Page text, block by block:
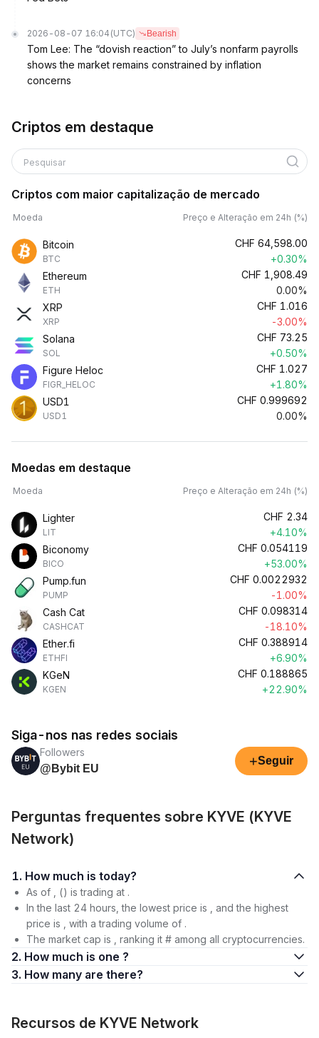
2026-08-07 16:04 (UTC) Bearish
Tom Lee: The “dovish reaction” to July’s nonfarm payrolls
shows the market remains constrained by inflation
concerns
Criptos em destaque
Pesquisar
Criptos com maior capitalização de mercado
Moeda Preço e Alteração em 24h (%)
Bitcoin
BTC
CHF 64,598.00
+0.30%
Ethereum
ETH
CHF 1,908.49
0.00%
XRP
XRP
CHF 1.016
-3.00%
Solana
SOL
CHF 73.25
+0.50%
Figure Heloc
FIGR_HELOC
CHF 1.027
+1.80%
USD1
USD1
CHF 0.999692
0.00%
Moedas em destaque
Moeda Preço e Alteração em 24h (%)
Lighter
LIT
CHF 2.34
+4.10%
Biconomy
BICO
CHF 0.054119
+53.00%
Pump.fun
PUMP
CHF 0.0022932
-1.00%
Cash Cat
CASHCAT
CHF 0.098314
-18.10%
Ether.fi
ETHFI
CHF 0.388914
+6.90%
KGeN
KGEN
CHF 0.188865
+22.90%
Siga-nos nas redes sociais
Followers
@Bybit EU
+Seguir
Perguntas frequentes sobre KYVE (KYVE
Network)
1. How much is today?
As of , () is trading at .
In the last 24 hours, the lowest price is , and the highest
price is , with a trading volume of .
The market cap is , ranking it # among all cryptocurrencies.
2. How much is one ?
3. How many are there?
Recursos de KYVE Network